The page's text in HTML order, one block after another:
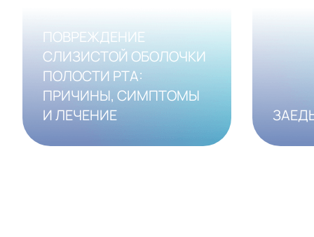
ПОВРЕЖДЕНИЕ
СЛИЗИСТОЙ ОБОЛОЧКИ
ПОЛОСТИ РТА:
ПРИЧИНЫ, СИМПТОМЫ
И ЛЕЧЕНИЕ